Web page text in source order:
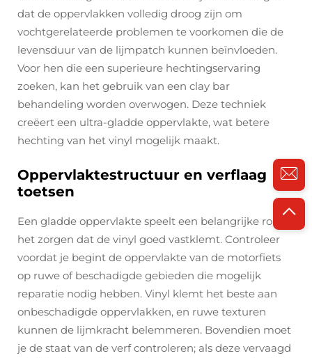
dat de oppervlakken volledig droog zijn om
vochtgerelateerde problemen te voorkomen die de
levensduur van de lijmpatch kunnen beïnvloeden.
Voor hen die een superieure hechtingservaring
zoeken, kan het gebruik van een clay bar
behandeling worden overwogen. Deze techniek
creëert een ultra-gladde oppervlakte, wat betere
hechting van het vinyl mogelijk maakt.
Oppervlaktestructuur en verflaag
toetsen
Een gladde oppervlakte speelt een belangrijke rol bij
het zorgen dat de vinyl goed vastklemt. Controleer
voordat je begint de oppervlakte van de motorfiets
op ruwe of beschadigde gebieden die mogelijk
reparatie nodig hebben. Vinyl klemt het beste aan
onbeschadigde oppervlakken, en ruwe texturen
kunnen de lijmkracht belemmeren. Bovendien moet
je de staat van de verf controleren; als deze vervaagd